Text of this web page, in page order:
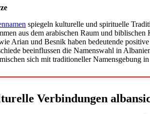
spiegeln kulturelle und spirituelle
aus dem arabischen Raum und biblischen
Arian und Besnik haben bedeutende
beeinflussen die Namenswahl in
sich mit traditioneller Namensgebung
Verbindungen